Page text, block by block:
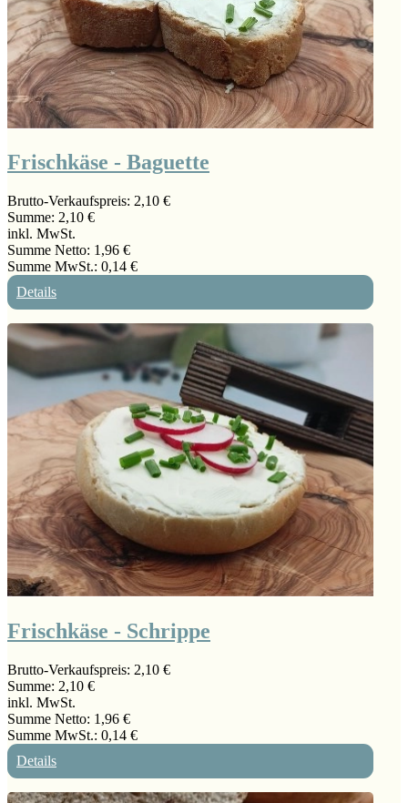
Frischkäse - Baguette
Brutto-Verkaufspreis: 2,10 €
Summe: 2,10 €
inkl. MwSt.
Summe Netto: 1,96 €
Summe MwSt.: 0,14 €
Details
Frischkäse - Schrippe
Brutto-Verkaufspreis: 2,10 €
Summe: 2,10 €
inkl. MwSt.
Summe Netto: 1,96 €
Summe MwSt.: 0,14 €
Details